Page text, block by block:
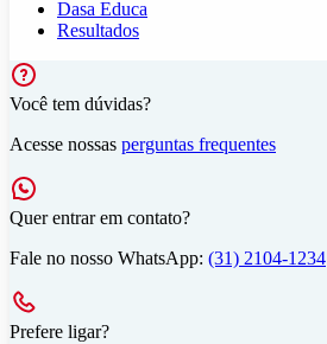
Dasa Educa
Resultados
Você tem dúvidas?
Acesse nossas perguntas frequentes
Quer entrar em contato?
Fale no nosso WhatsApp: (31) 2104-1234
Prefere ligar?